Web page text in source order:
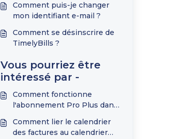
associées ?
Comment puis-je changer
mon identifiant e-mail ?
Comment se désinscrire de
TimelyBills ?
Vous pourriez être
intéressé par -
Comment fonctionne
l'abonnement Pro Plus dans
Comment lier le calendrier
des factures au calendrier